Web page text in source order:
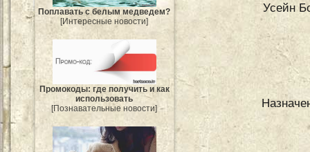
Поплавать с белым медведем?
[Интересные новости]
Промокоды: где получить и как
использовать
[Познавательные новости]
Усейн